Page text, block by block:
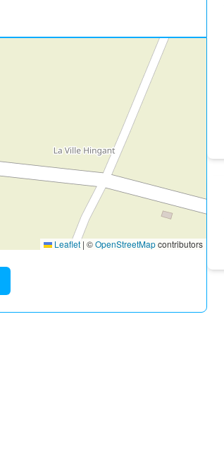
Leaflet | ©OpenStreetMapcontributors